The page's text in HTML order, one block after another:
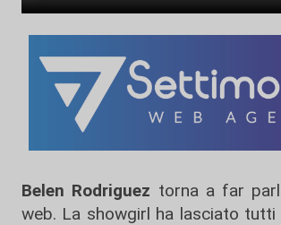
Belen Rodriguez torna a far
web. La showgirl ha lasciato tutti